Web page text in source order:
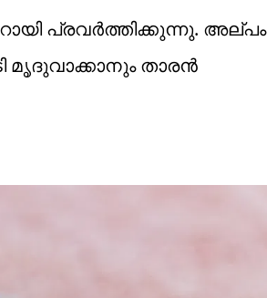
പ്രവർത്തിക്കുന്നു. അല്പം
മൃദുവാക്കാനും താരൻ